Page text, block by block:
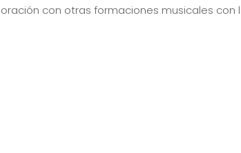
con otras formaciones musicales con